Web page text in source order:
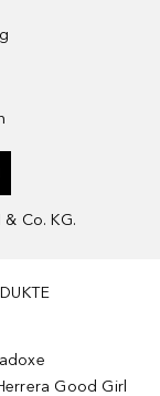
Co. KG.
Good Girl